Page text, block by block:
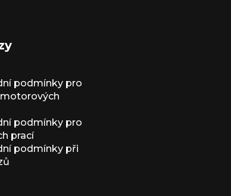
podmínky pro
podmínky pro
prací
podmínky při